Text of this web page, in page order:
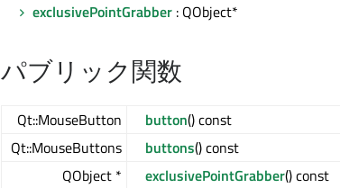
exclusivePointGrabber : QObject*
パブリック関数
Qt::MouseButton button() const
Qt::MouseButtons
buttons() const
QObject *
exclusivePointGrabber() const